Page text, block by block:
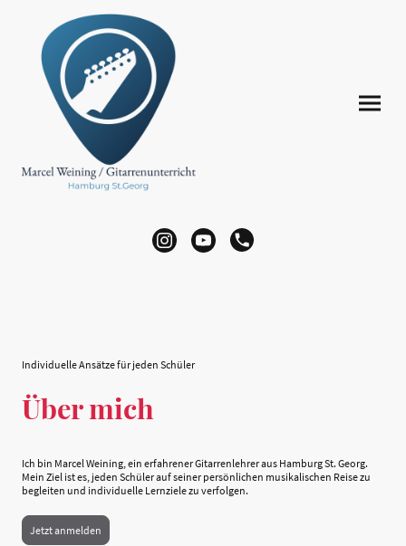
Individuelle Ansätze für jeden Schüler
Über mich
Ich bin Marcel Weining, ein erfahrener Gitarrenlehrer aus Hamburg St. Georg.
Mein Ziel ist es, jeden Schüler auf seiner persönlichen musikalischen Reise zu
begleiten und individuelle Lernziele zu verfolgen.
Jetzt anmelden